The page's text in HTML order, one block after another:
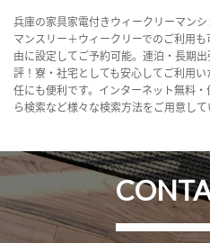
兵庫の家具家電付きウィークリーマン
マンスリー＋ウィークリーでのご利用
由に設定してご予約可能。連泊・長期
評！寮・社宅としても安心してご利用
任にも便利です。インターネット無料
ら検索など様々な検索方法をご用意して